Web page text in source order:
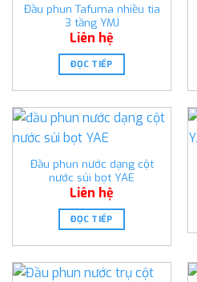
Đầu phun Tafuma nhiều tia
3 tầng YMJ
Liên hệ
ĐỌC TIẾP
Đầu phun nước dạng cột
nước sủi bọt YAE
Liên hệ
ĐỌC TIẾP